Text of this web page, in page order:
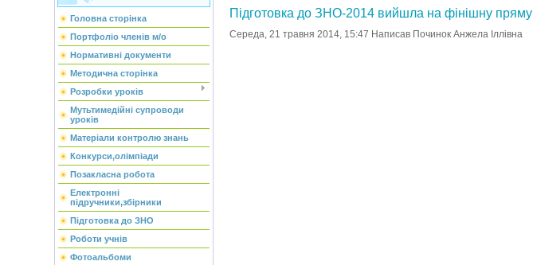
Головна сторінка
Портфоліо членів м/о
Нормативні документи
Методична сторінка
Розробки уроків
Мутьтимедійні супроводи
уроків
Матеріали контролю знань
Конкурси,олімпіади
Позакласна робота
Електронні
підручники,збірники
Підготовка до ЗНО
Роботи учнів
Фотоальбоми
Підготовка до ЗНО-2014 вийшла на фінішну пряму
Середа, 21 травня 2014, 15:47 Написав Починок Анжела Іллівна